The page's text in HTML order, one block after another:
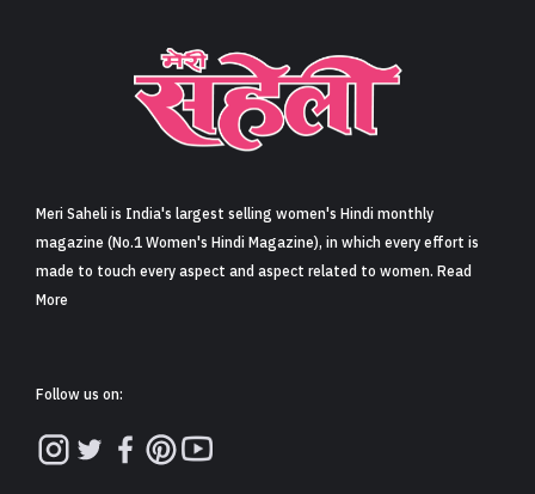
Meri Saheli is India's largest selling women's Hindi monthly
magazine (No.1 Women's Hindi Magazine), in which every effort is
made to touch every aspect and aspect related to women. Read
More
Follow us on: